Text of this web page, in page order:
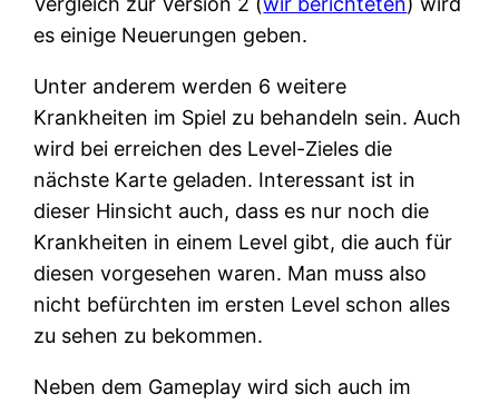
es einige Neuerungen geben.
Unter anderem werden 6 weitere
Krankheiten im Spiel zu behandeln sein. Auch
wird bei erreichen des Level-Zieles die
nächste Karte geladen. Interessant ist in
dieser Hinsicht auch, dass es nur noch die
Krankheiten in einem Level gibt, die auch für
diesen vorgesehen waren. Man muss also
nicht befürchten im ersten Level schon alles
zu sehen zu bekommen.
Neben dem Gameplay wird sich auch im